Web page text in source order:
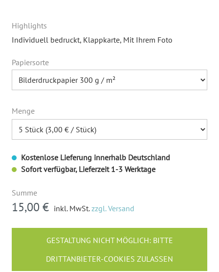
Highlights
Individuell bedruckt, Klappkarte, Mit Ihrem Foto
Papiersorte
Menge
Kostenlose Lieferung innerhalb Deutschland
Sofort verfügbar, Lieferzeit 1-3 Werktage
Summe
15,00 € inkl. MwSt.zzgl. Versand
GESTALTUNG NICHT MÖGLICH: BITTE
DRITTANBIETER-COOKIES ZULASSEN